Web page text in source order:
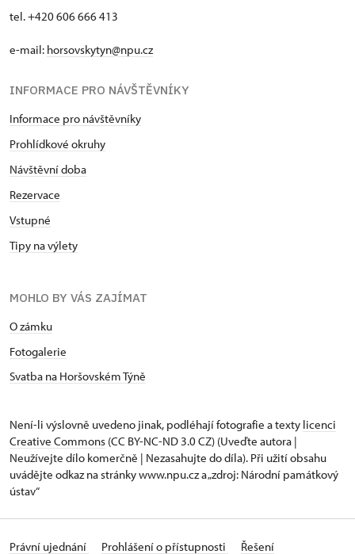
tel. +420 606 666 413
e-mail: horsovskytyn@npu.cz
INFORMACE PRO NÁVŠTĚVNÍKY
Informace pro návštěvníky
Prohlídkové okruhy
Návštěvní doba
Rezervace
Vstupné
Tipy na výlety
MOHLO BY VÁS ZAJÍMAT
O zámku
Fotogalerie
Svatba na Horšovském Týně
Není-li výslovně uvedeno jinak, podléhají fotografie a texty licenci
Creative Commons (CC BY-NC-ND 3.0 CZ) (Uveďte autora |
Neužívejte dílo komerčně | Nezasahujte do díla). Při užití obsahu
uvádějte odkaz na stránky www.npu.cz a „zdroj: Národní památkový
ústav“
Právní ujednání Prohlášení o přístupnosti Řešení